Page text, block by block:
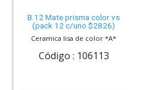
B.12 Mate prisma color vs
(pack 12 c/uno $2826)
Ceramica lisa de color *A*
Código : 106113